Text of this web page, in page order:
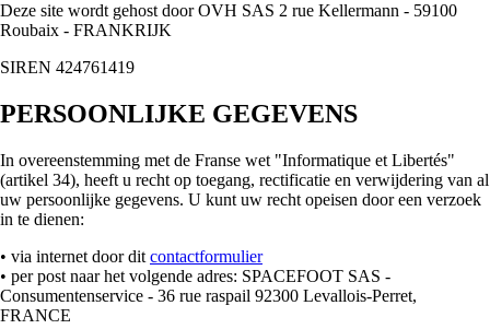
Deze site wordt gehost door OVH SAS 2 rue Kellermann - 59100
Roubaix - FRANKRIJK
SIREN 424761419
PERSOONLIJKE GEGEVENS
In overeenstemming met de Franse wet "Informatique et Libertés"
(artikel 34), heeft u recht op toegang, rectificatie en verwijdering van al
uw persoonlijke gegevens. U kunt uw recht opeisen door een verzoek
in te dienen:
• via internet door dit contactformulier
• per post naar het volgende adres: SPACEFOOT SAS -
Consumentenservice - 36 rue raspail 92300 Levallois-Perret,
FRANCE